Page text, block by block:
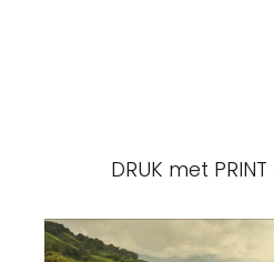
DRUK met